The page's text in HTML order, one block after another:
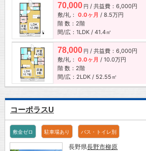
70,000 円 / 共益費：6,000円
敷/礼： 0.0ヶ月 / 8.5万円
階 数：2階
間/広：1LDK / 41.4㎡
78,000 円 / 共益費：6,000円
敷/礼： 0.0ヶ月 / 10.0万円
階 数：2階
間/広：2LDK / 52.55㎡
コーポラスU
敷金ゼロ 駐車場あり バス・トイレ別
長野県長野市柳原